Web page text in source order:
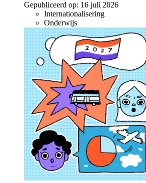
Gepubliceerd op: 16 juli 2026
Internationalisering
Onderwijs